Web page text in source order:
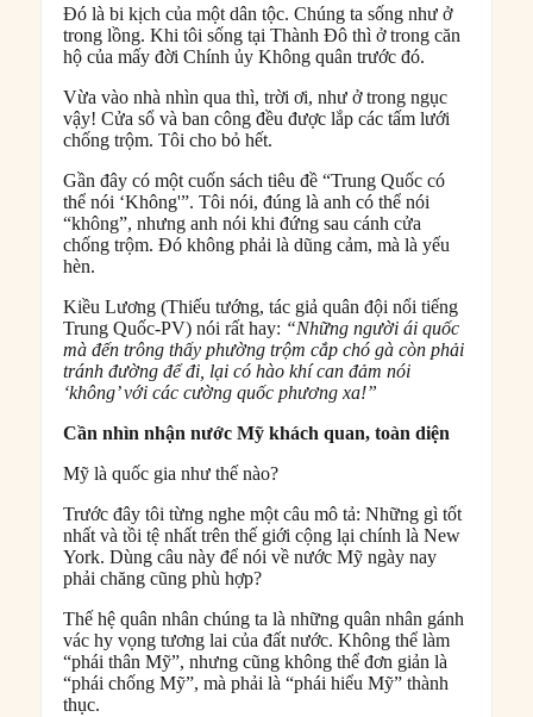
Đó là bi kịch của một dân tộc. Chúng ta sống như ở
trong lồng. Khi tôi sống tại Thành Đô thì ở trong căn
hộ của mấy đời Chính ủy Không quân trước đó.
Vừa vào nhà nhìn qua thì, trời ơi, như ở trong ngục
vậy! Cửa sổ và ban công đều được lắp các tấm lưới
chống trộm. Tôi cho bỏ hết.
Gần đây có một cuốn sách tiêu đề “Trung Quốc có
thể nói ‘Không'”. Tôi nói, đúng là anh có thể nói
“không”, nhưng anh nói khi đứng sau cánh cửa
chống trộm. Đó không phải là dũng cảm, mà là yếu
hèn.
Kiều Lương (Thiếu tướng, tác giả quân đội nổi tiếng
Trung Quốc-PV) nói rất hay: “Những người ái quốc
mà đến trông thấy phường trộm cắp chó gà còn phải
tránh đường để đi, lại có hào khí can đảm nói
‘không’ với các cường quốc phương xa!”
Cần nhìn nhận nước Mỹ khách quan, toàn diện
Mỹ là quốc gia như thế nào?
Trước đây tôi từng nghe một câu mô tả: Những gì tốt
nhất và tồi tệ nhất trên thế giới cộng lại chính là New
York. Dùng câu này để nói về nước Mỹ ngày nay
phải chăng cũng phù hợp?
Thế hệ quân nhân chúng ta là những quân nhân gánh
vác hy vọng tương lai của đất nước. Không thể làm
“phái thân Mỹ”, nhưng cũng không thể đơn giản là
“phái chống Mỹ”, mà phải là “phái hiểu Mỹ” thành
thục.